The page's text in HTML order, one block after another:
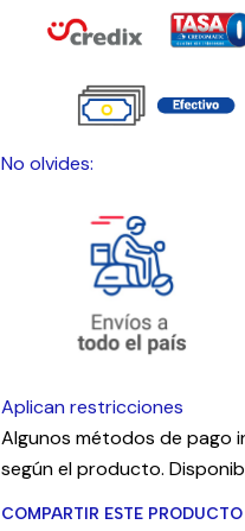
No olvides:
Aplican restricciones
Algunos métodos de pago
según el producto.
COMPARTIR ESTE PRODUCTO